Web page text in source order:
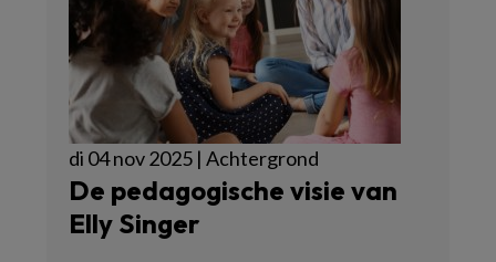
di 04 nov 2025 | Achtergrond
De pedagogische visie van
Elly Singer